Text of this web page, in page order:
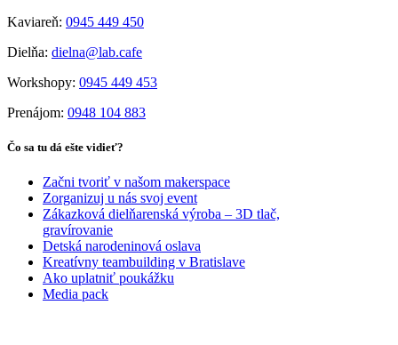
Kaviareň: 0945 449 450
Dielňa: dielna@lab.cafe
Workshopy: 0945 449 453
Prenájom: 0948 104 883
Čo sa tu dá ešte vidieť?
Začni tvoriť v našom makerspace
Zorganizuj u nás svoj event
Zákazková dielňarenská výroba – 3D tlač,
gravírovanie
Detská narodeninová oslava
Kreatívny teambuilding v Bratislave
Ako uplatniť poukážku
Media pack